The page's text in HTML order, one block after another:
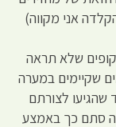
אני מקווה)
שלא תראה
שקיימים במערה
שהגיעו לצורתם
סתם כך באמצע